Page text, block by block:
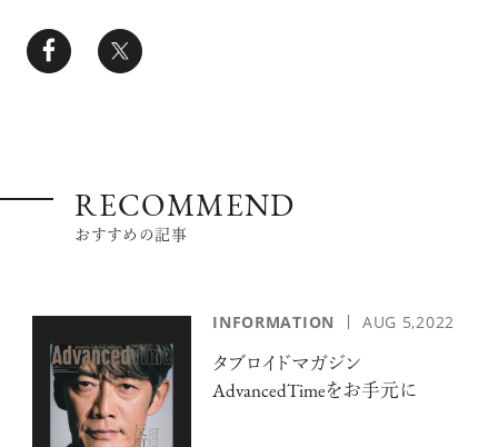
RECOMMEND
おすすめの記事
INFORMATION AUG 5,2022
タブロイドマガジン
AdvancedTimeをお手元に